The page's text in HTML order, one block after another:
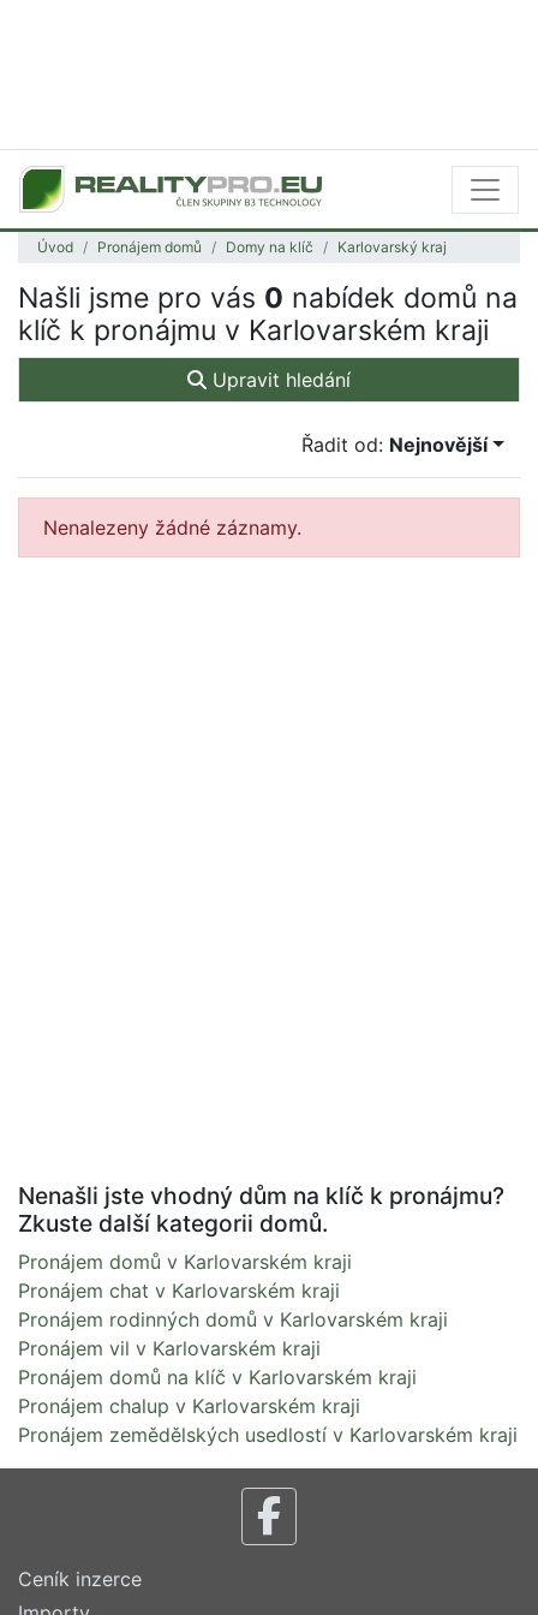
Úvod Pronájem domů Domy na klíč Karlovarský kraj
Našli jsme pro vás 0 nabídek domů na
klíč k pronájmu v Karlovarském kraji
Upravit hledání
Řadit od: Nejnovější
Nenalezeny žádné záznamy.
Nenašli jste vhodný dům na klíč k pronájmu?
Zkuste další kategorii domů.
Pronájem domů v Karlovarském kraji
Pronájem chat v Karlovarském kraji
Pronájem rodinných domů v Karlovarském kraji
Pronájem vil v Karlovarském kraji
Pronájem domů na klíč v Karlovarském kraji
Pronájem chalup v Karlovarském kraji
Pronájem zemědělských usedlostí v Karlovarském kraji
Ceník inzerce